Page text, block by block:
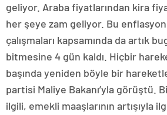
geliyor. Araba fiyatlarından kira
her şeye zam geliyor. Bu
çalışmaları kapsamında da artık
bitmesine 4 gün kaldı. Hiçbir
başında yeniden böyle bir
partisi Maliye Bakanı’yla görüştü.
ilgili, emekli maaşlarının artışıyla